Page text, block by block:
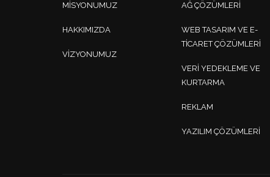
MISYONUMUZ
HAKKIMIZDA
VIZYONUMUZ
AĞ ÇÖZÜMLERI
WEB TASARIM VE E-
TICARET ÇÖZÜMLERI
VERI YEDEKLEME VE
KURTARMA
REKLAM
YAZILIM ÇÖZÜMLERI